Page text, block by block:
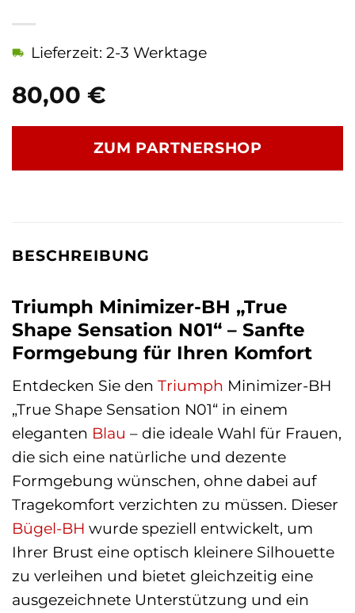
80,00 €
Lieferzeit: 2-3 Werktage
ZUM PARTNERSHOP
BESCHREIBUNG
Triumph Minimizer-BH „True
Shape Sensation N01“ – Sanfte
Formgebung für Ihren Komfort
Entdecken Sie den Triumph Minimizer-BH
„True Shape Sensation N01“ in einem
eleganten Blau – die ideale Wahl für Frauen,
die sich eine natürliche und dezente
Formgebung wünschen, ohne dabei auf
Tragekomfort verzichten zu müssen. Dieser
Bügel-BH wurde speziell entwickelt, um
Ihrer Brust eine optisch kleinere Silhouette
zu verleihen und bietet gleichzeitig eine
ausgezeichnete Unterstützung und ein